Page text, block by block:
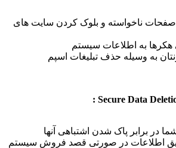
ناخواسته و بلوک کردن سایت های
به اطلاعات سیستم
به وسیله حذف تبلیغات اسپم
برابر پاک شدن اشتباهی آنها
اطلاعات در صورتی قصد فروش سیستم